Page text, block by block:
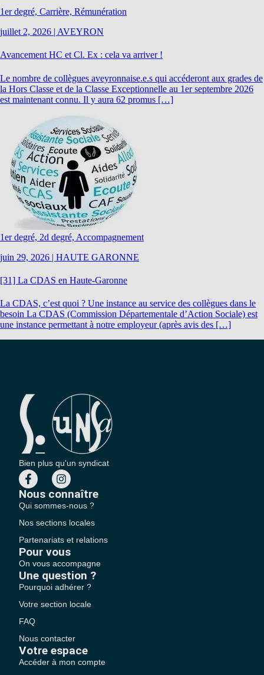
1er degré, Carrière, Rémunération
juillet 2, 2026 | AVEYRON
Avancement HC et Cl. Ex : cela va arriver !
Le nombre de collègues aveyronnaise.e.s qui accéderont aux grades de
la Hors Classe et de la Classe Exceptionnelle au 1er septembre 2026
est maintenant connu. Il y aura 62 promus […]
1er degré, 2d degré, Accompagnement
juin 29, 2026 | HAUTE GARONNE
[31] La CDAS en Haute-Garonne
La CDAS, c’est quoi ? Une instance au service des collègues dans le
besoin La CDAS (Commission Départementale d’Action Sociale) est
une instance permettant à notre employeur (après avis des […]
Bien plus qu'un syndicat
Nous connaître
Qui sommes-nous ?
Nos sections locales
Partenariats et relations
Pour vous
On vous accompagne
Une question ?
Pourquoi adhérer ?
Votre section locale
FAQ
Nous contacter
Votre espace
Accéder à mon compte